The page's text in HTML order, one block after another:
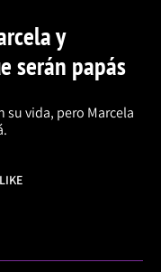
y
serán papás
su vida, pero Marcela